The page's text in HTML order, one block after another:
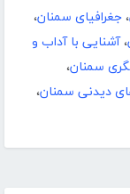
، جغرافیای سمنان،
،آشنایی با آداب و
سمنان،
دیدنی سمنان،